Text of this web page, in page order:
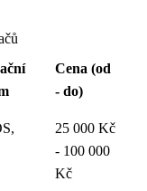
Cena (od
- do)
25 000 Kč
- 100 000
Kč